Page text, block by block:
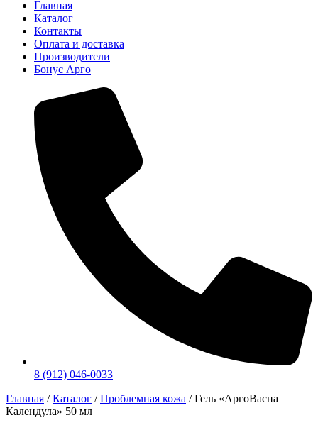
Главная
Каталог
Контакты
Оплата и доставка
Производители
Бонус Арго
8 (912) 046-0033
Главная / Каталог / Проблемная кожа / Гель «АргоВасна
Календула» 50 мл